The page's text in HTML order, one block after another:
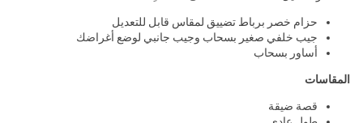
حزام خصر برباط تضييق لمقاس قابل للتعديل
جيب خلفي صغير بسحاب وجيب جانبي لوضع أغراضك
أساور بسحاب
المقاسات
قصة ضيقة